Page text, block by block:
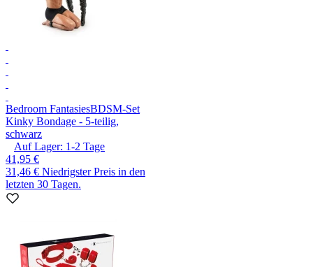
Bedroom FantasiesBDSM-Set
Kinky Bondage - 5-teilig,
schwarz
Auf Lager: 1-2 Tage
41,95 €
31,46 € Niedrigster Preis in den
letzten 30 Tagen.